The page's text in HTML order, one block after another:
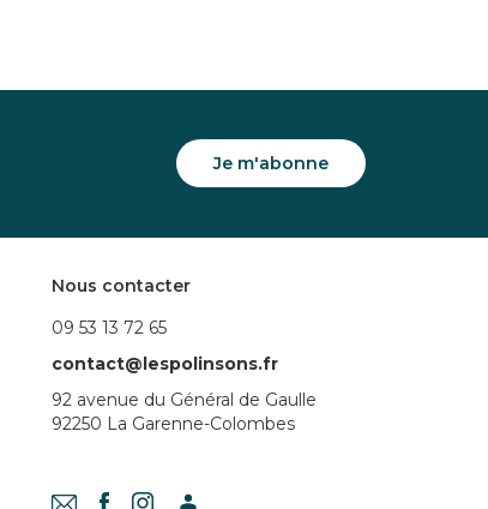
Je m'abonne
Nous contacter
09 53 13 72 65
contact@lespolinsons.fr
92 avenue du Général de Gaulle
92250 La Garenne-Colombes